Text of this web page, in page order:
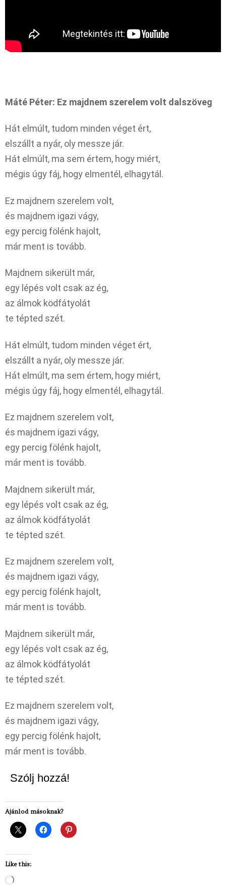
Máté Péter: Ez majdnem szerelem volt dalszöveg
Hát elmúlt, tudom minden véget ért,
elszállt a nyár, oly messze jár.
Hát elmúlt, ma sem értem, hogy miért,
mégis úgy fáj, hogy elmentél, elhagytál.
Ez majdnem szerelem volt,
és majdnem igazi vágy,
egy percig fölénk hajolt,
már ment is tovább.
Majdnem sikerült már,
egy lépés volt csak az ég,
az álmok ködfátyolát
te tépted szét.
Hát elmúlt, tudom minden véget ért,
elszállt a nyár, oly messze jár.
Hát elmúlt, ma sem értem, hogy miért,
mégis úgy fáj, hogy elmentél, elhagytál.
Ez majdnem szerelem volt,
és majdnem igazi vágy,
egy percig fölénk hajolt,
már ment is tovább.
Majdnem sikerült már,
egy lépés volt csak az ég,
az álmok ködfátyolát
te tépted szét.
Ez majdnem szerelem volt,
és majdnem igazi vágy,
egy percig fölénk hajolt,
már ment is tovább.
Majdnem sikerült már,
egy lépés volt csak az ég,
az álmok ködfátyolát
te tépted szét.
Ez majdnem szerelem volt,
és majdnem igazi vágy,
egy percig fölénk hajolt,
már ment is tovább.
Szólj hozzá!
Ajánlod másoknak?
Like this: